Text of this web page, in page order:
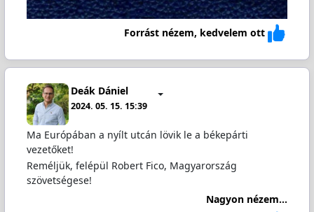
Forrást nézem, kedvelem ott
Deák Dániel
2024. 05. 15. 15:39
Ma Európában a nyílt utcán lövik le a békepárti
vezetőket!
Reméljük, felépül Robert Fico, Magyarország
szövetségese!
Nagyon nézem...